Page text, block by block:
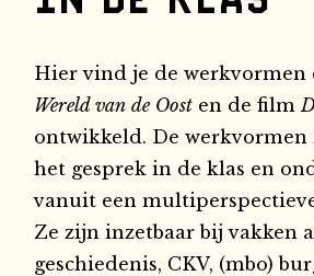
Hier vind je de werkvormen
Wereld van de Oost en de film
ontwikkeld. De
het gesprek in de klas en
vanuit een
Ze zijn inzetbaar bij vakken
geschiedenis, CKV, (mbo)